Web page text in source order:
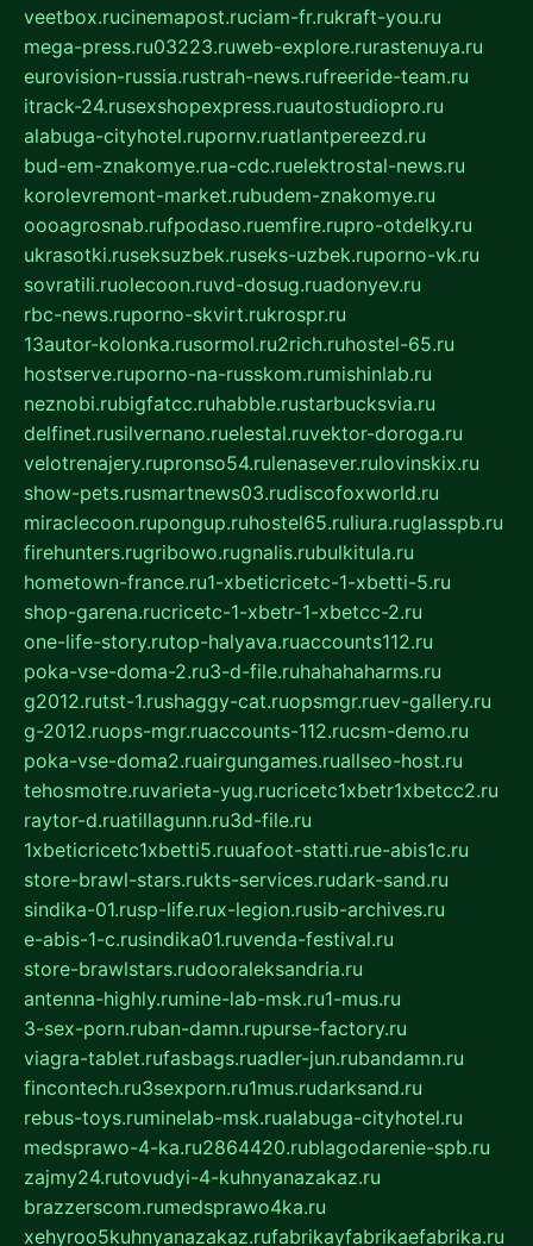
veetbox.rucinemapost.ruciam-fr.rukraft-you.ru
mega-press.ru03223.ruweb-explore.rurastenuya.ru
eurovision-russia.rustrah-news.rufreeride-team.ru
itrack-24.rusexshopexpress.ruautostudiopro.ru
alabuga-cityhotel.rupornv.ruatlantpereezd.ru
bud-em-znakomye.rua-cdc.ruelektrostal-news.ru
korolevremont-market.rubudem-znakomye.ru
oooagrosnab.rufpodaso.ruemfire.rupro-otdelky.ru
ukrasotki.ruseksuzbek.ruseks-uzbek.ruporno-vk.ru
sovratili.ruolecoon.ruvd-dosug.ruadonyev.ru
rbc-news.ruporno-skvirt.rukrospr.ru
13autor-kolonka.rusormol.ru2rich.ruhostel-65.ru
hostserve.ruporno-na-russkom.rumishinlab.ru
neznobi.rubigfatcc.ruhabble.rustarbucksvia.ru
delfinet.rusilvernano.ruelestal.ruvektor-doroga.ru
velotrenajery.rupronso54.rulenasever.rulovinskix.ru
show-pets.rusmartnews03.rudiscofoxworld.ru
miraclecoon.rupongup.ruhostel65.ruliura.ruglasspb.ru
firehunters.rugribowo.rugnalis.rubulkitula.ru
hometown-france.ru1-xbeticricetc-1-xbetti-5.ru
shop-garena.rucricetc-1-xbetr-1-xbetcc-2.ru
one-life-story.rutop-halyava.ruaccounts112.ru
poka-vse-doma-2.ru3-d-file.ruhahahaharms.ru
g2012.rutst-1.rushaggy-cat.ruopsmgr.ruev-gallery.ru
g-2012.ruops-mgr.ruaccounts-112.rucsm-demo.ru
poka-vse-doma2.ruairgungames.ruallseo-host.ru
tehosmotre.ruvarieta-yug.rucricetc1xbetr1xbetcc2.ru
raytor-d.ruatillagunn.ru3d-file.ru
1xbeticricetc1xbetti5.ruuafoot-statti.rue-abis1c.ru
store-brawl-stars.rukts-services.rudark-sand.ru
sindika-01.rusp-life.rux-legion.rusib-archives.ru
e-abis-1-c.rusindika01.ruvenda-festival.ru
store-brawlstars.rudooraleksandria.ru
antenna-highly.rumine-lab-msk.ru1-mus.ru
3-sex-porn.ruban-damn.rupurse-factory.ru
viagra-tablet.rufasbags.ruadler-jun.rubandamn.ru
fincontech.ru3sexporn.ru1mus.rudarksand.ru
rebus-toys.ruminelab-msk.rualabuga-cityhotel.ru
medsprawo-4-ka.ru2864420.rublagodarenie-spb.ru
zajmy24.rutovudyi-4-kuhnyanazakaz.ru
brazzerscom.rumedsprawo4ka.ru
xehyroo5kuhnyanazakaz.rufabrikayfabrikaefabrika.ru